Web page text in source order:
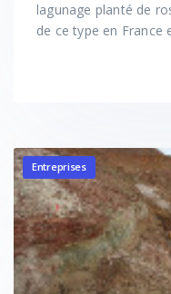
lagunage planté de
de ce type en France
Entreprises